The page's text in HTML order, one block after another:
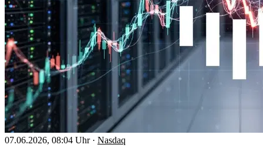
07.06.2026, 08:04 Uhr · Nasdaq